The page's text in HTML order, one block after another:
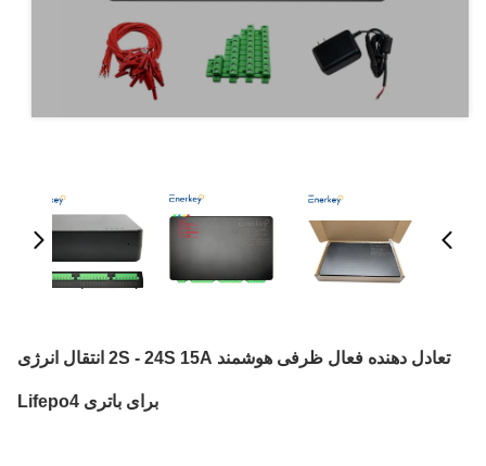
تعادل دهنده فعال ظرفی هوشمند 2S - 24S 15A انتقال انرژی
برای باتری Lifepo4